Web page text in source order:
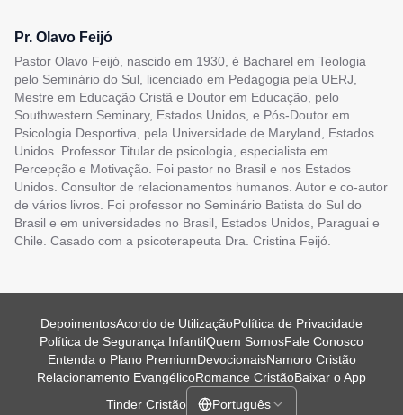
Pr. Olavo Feijó
Pastor Olavo Feijó, nascido em 1930, é Bacharel em Teologia
pelo Seminário do Sul, licenciado em Pedagogia pela UERJ,
Mestre em Educação Cristã e Doutor em Educação, pelo
Southwestern Seminary, Estados Unidos, e Pós-Doutor em
Psicologia Desportiva, pela Universidade de Maryland, Estados
Unidos. Professor Titular de psicologia, especialista em
Percepção e Motivação. Foi pastor no Brasil e nos Estados
Unidos. Consultor de relacionamentos humanos. Autor e co-autor
de vários livros. Foi professor no Seminário Batista do Sul do
Brasil e em universidades no Brasil, Estados Unidos, Paraguai e
Chile. Casado com a psicoterapeuta Dra. Cristina Feijó.
DepoimentosAcordo de UtilizaçãoPolítica de Privacidade
Política de Segurança InfantilQuem SomosFale Conosco
Entenda o Plano PremiumDevocionaisNamoro Cristão
Relacionamento EvangélicoRomance CristãoBaixar o App
Tinder Cristão
Português